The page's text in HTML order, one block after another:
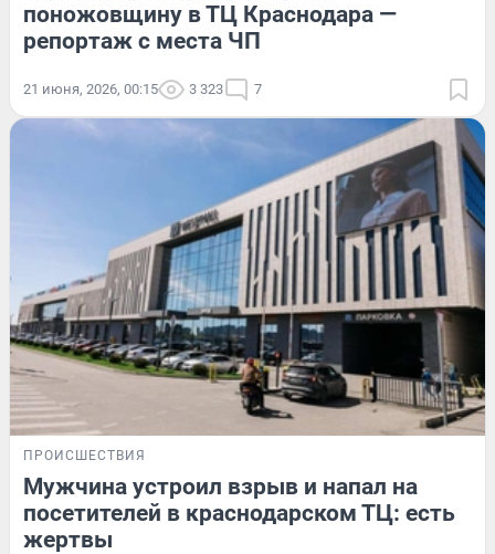
поножовщину в ТЦ Краснодара —
репортаж с места ЧП
21 июня, 2026, 00:15 3 323 7
ПРОИСШЕСТВИЯ
Мужчина устроил взрыв и напал на
посетителей в краснодарском ТЦ: есть
жертвы